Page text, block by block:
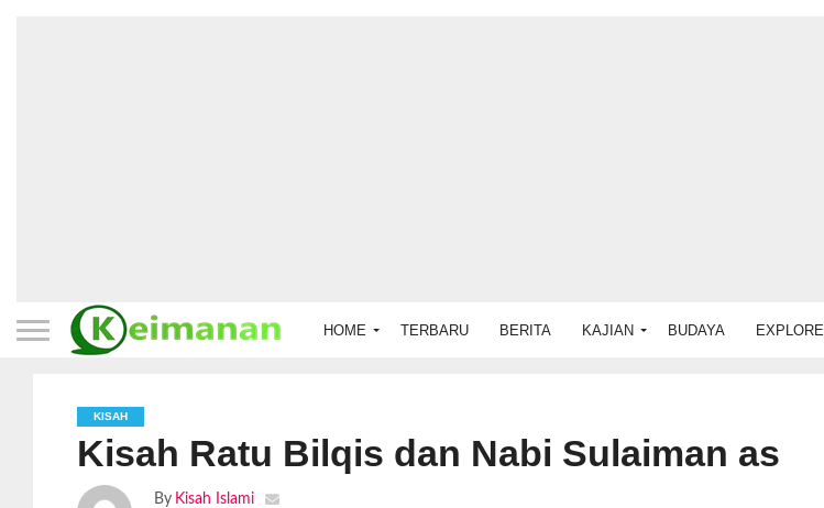
HOME TERBARU BERITA KAJIAN BUDAYA EXPLORE
KISAH
Kisah Ratu Bilqis dan Nabi Sulaiman as
By Kisah Islami